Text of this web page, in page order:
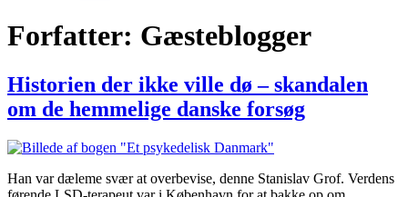
Forfatter: Gæsteblogger
Historien der ikke ville dø – skandalen
om de hemmelige danske forsøg
Han var dæleme svær at overbevise, denne Stanislav Grof. Verdens